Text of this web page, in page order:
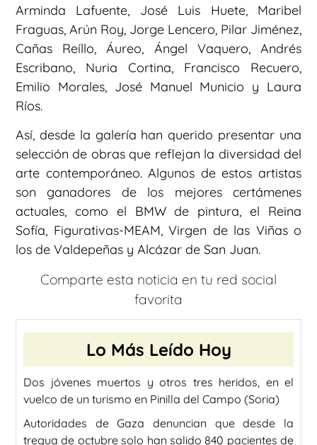
Arminda Lafuente, José Luis Huete, Maribel
Fraguas, Arún Roy, Jorge Lencero, Pilar Jiménez,
Cañas Reíllo, Áureo, Ángel Vaquero, Andrés
Escribano, Nuria Cortina, Francisco Recuero,
Emilio Morales, José Manuel Municio y Laura
Ríos.
Así, desde la galería han querido presentar una
selección de obras que reflejan la diversidad del
arte contemporáneo. Algunos de estos artistas
son ganadores de los mejores certámenes
actuales, como el BMW de pintura, el Reina
Sofía, Figurativas-MEAM, Virgen de las Viñas o
los de Valdepeñas y Alcázar de San Juan.
Comparte esta noticia en tu red social
favorita
Lo Más Leído Hoy
Dos jóvenes muertos y otros tres heridos, en el
vuelco de un turismo en Pinilla del Campo (Soria)
Autoridades de Gaza denuncian que desde la
tregua de octubre solo han salido 840 pacientes de